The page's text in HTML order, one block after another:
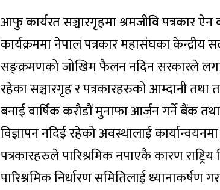
आफु कार्यरत सञ्चारगृहमा श्रमजीवि पत्रकार
कार्यक्रममा नेपाल पत्रकार महासंघका
सङ्क्रमणको जोखिम फैलन नदिन सरकारले
रहेका सञ्चारगृह र पत्रकारहरुको आम्दानी तथा
बनाई वार्षिक करौडौं मुनाफा आर्जन गर्ने बैंक
विज्ञापन नदिई रहेको अवस्थालाई
पत्रकारहरुले पारिश्रमिक नपाएकै कारण
पारिश्रमिक निर्धारण समितिलाई ध्यानाकर्षण